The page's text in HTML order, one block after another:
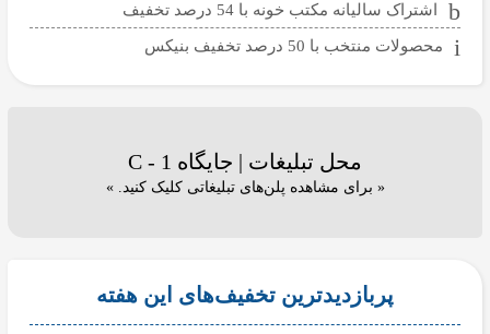
اشتراک سالیانه مکتب خونه با 54 درصد تخفیف
محصولات منتخب با 50 درصد تخفیف بنیکس
محل تبلیغات | جایگاه C - 1
« برای مشاهده پلن‌های تبلیغاتی کلیک کنید. »
پربازدیدترین تخفیف‌های این هفته